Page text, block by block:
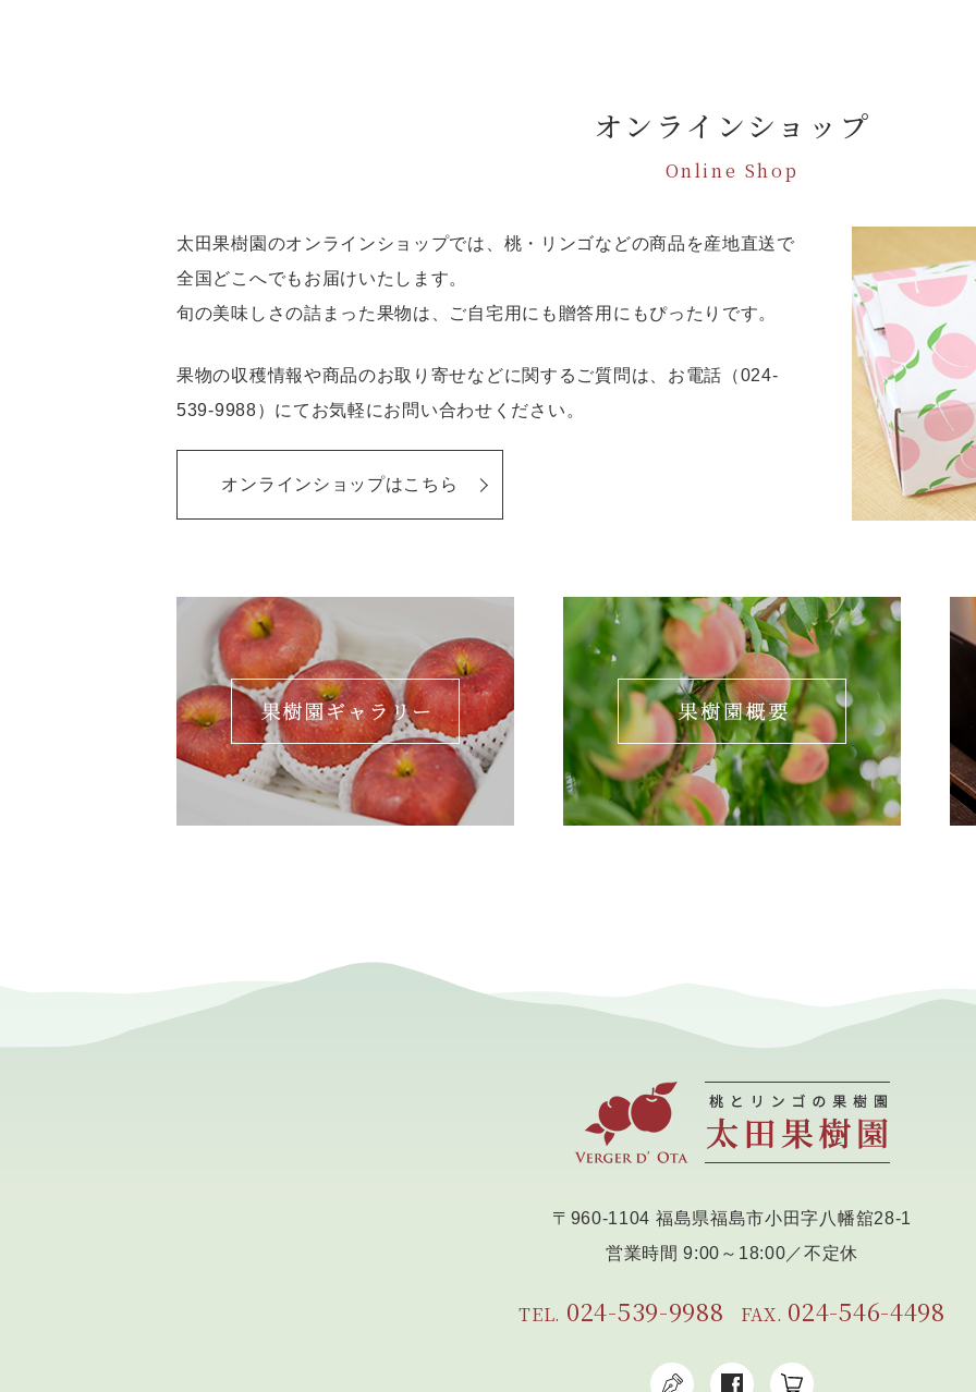
オンラインショップ
Online Shop
太田果樹園のオンラインショップでは、桃・リンゴなどの商品を産地直送で
全国どこへでもお届けいたします。
旬の美味しさの詰まった果物は、ご自宅用にも贈答用にもぴったりです。
果物の収穫情報や商品のお取り寄せなどに関するご質問は、お電話（024-
539-9988）にてお気軽にお問い合わせください。
オンラインショップはこちら
〒960-1104 福島県福島市小田字八幡舘28-1
営業時間 9:00～18:00／不定休
TEL. 024-539-9988 FAX. 024-546-4498